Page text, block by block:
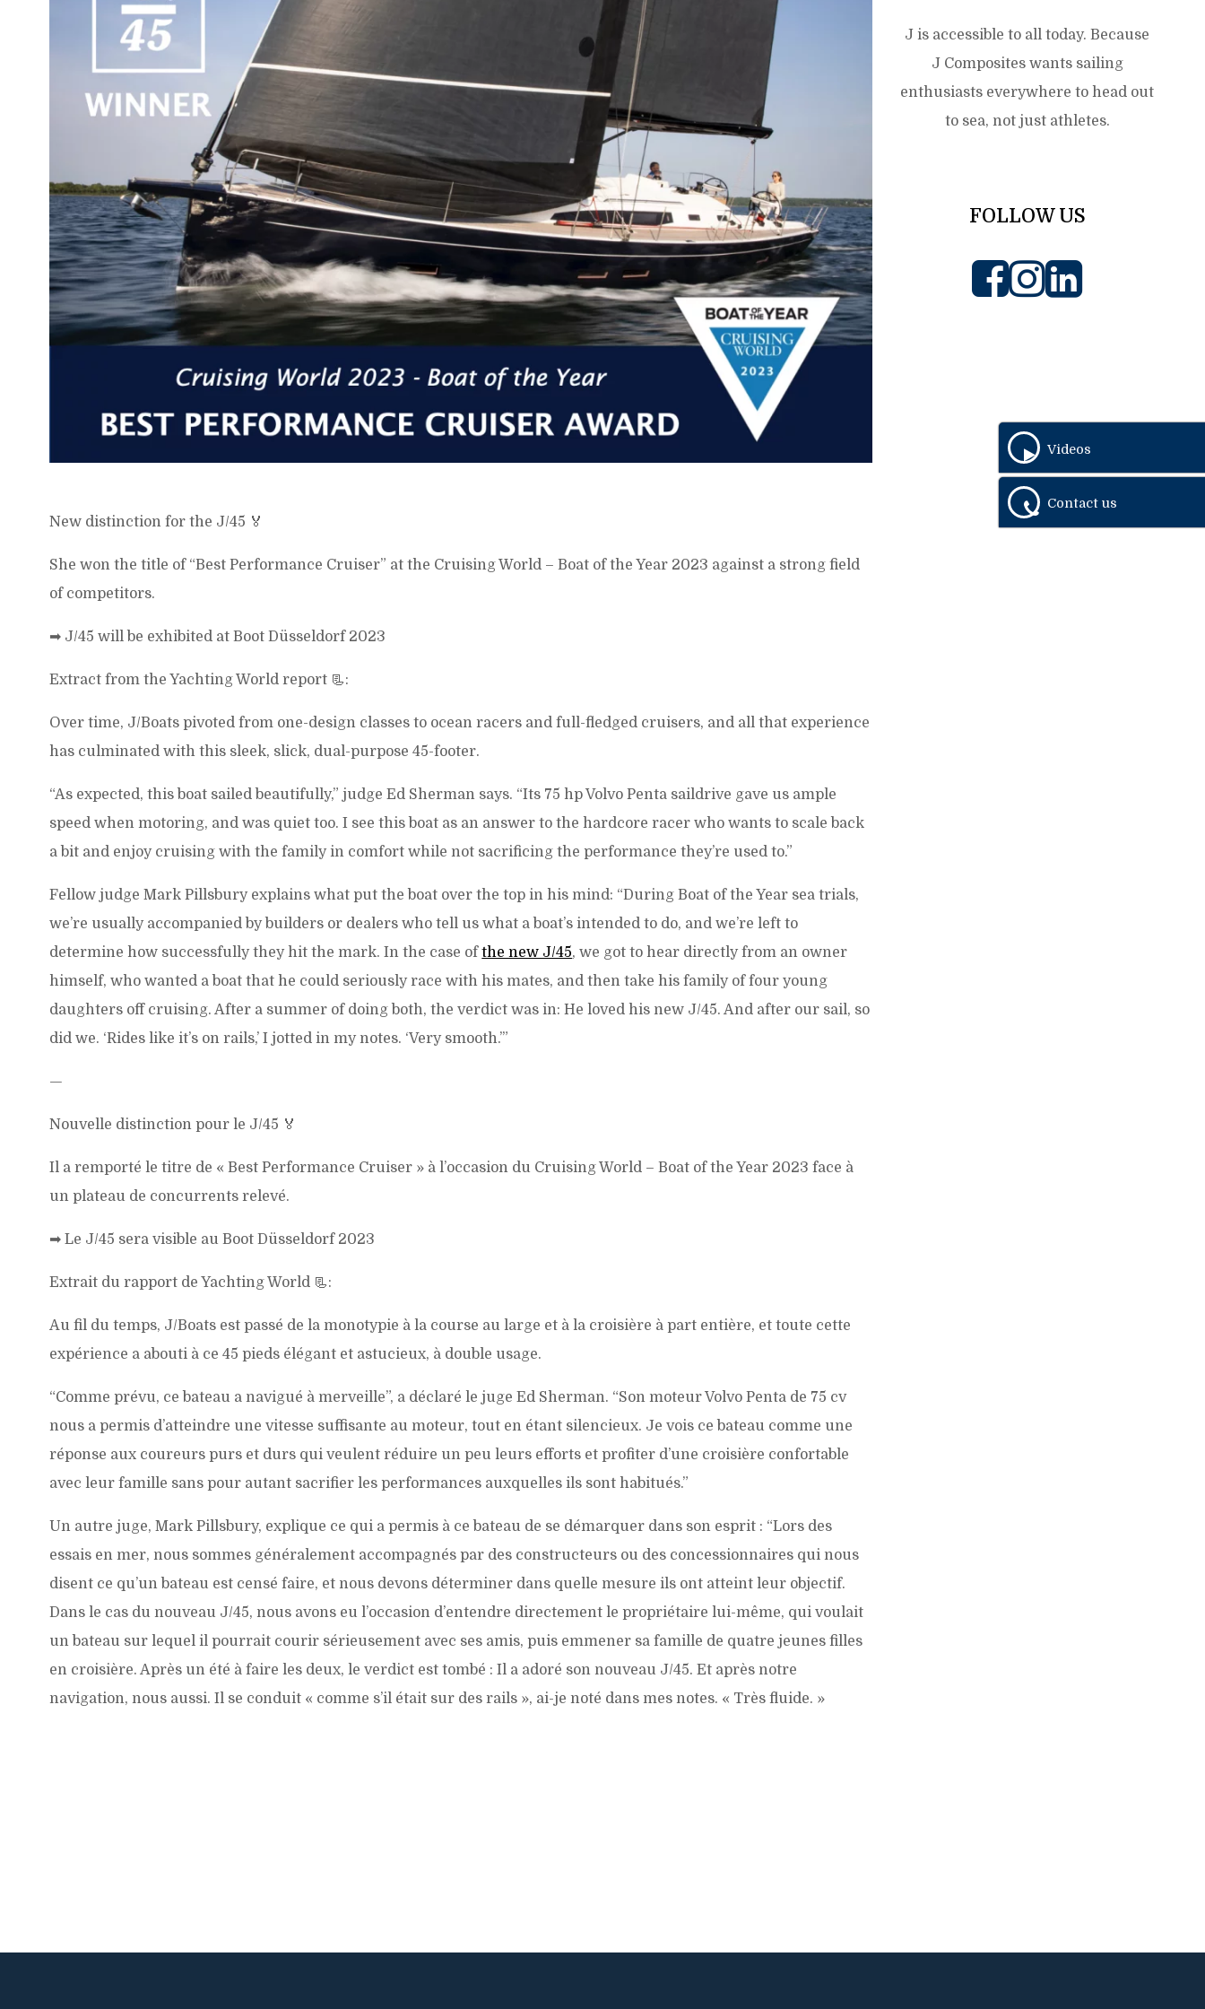
New distinction for the J/45 🏅
She won the title of “Best Performance Cruiser” at the Cruising World – Boat of the Year 2023 against a strong field
of competitors.
➡ J/45 will be exhibited at Boot Düsseldorf 2023
Extract from the Yachting World report 📃:
Over time, J/Boats pivoted from one-design classes to ocean racers and full-fledged cruisers, and all that experience
has culminated with this sleek, slick, dual-purpose 45-footer.
“As expected, this boat sailed beautifully,” judge Ed Sherman says. “Its 75 hp Volvo Penta saildrive gave us ample
speed when motoring, and was quiet too. I see this boat as an answer to the hardcore racer who wants to scale back
a bit and enjoy cruising with the family in comfort while not sacrificing the performance they’re used to.”
Fellow judge Mark Pillsbury explains what put the boat over the top in his mind: “During Boat of the Year sea trials,
we’re usually accompanied by builders or dealers who tell us what a boat’s intended to do, and we’re left to
determine how successfully they hit the mark. In the case ofthe new J/45, we got to hear directly from an owner
himself, who wanted a boat that he could seriously race with his mates, and then take his family of four young
daughters off cruising. After a summer of doing both, the verdict was in: He loved his new J/45. And after our sail, so
did we. ‘Rides like it’s on rails,’ I jotted in my notes. ‘Very smooth.’”
—
Nouvelle distinction pour le J/45 🏅
Il a remporté le titre de « Best Performance Cruiser » à l’occasion du Cruising World – Boat of the Year 2023 face à
un plateau de concurrents relevé.
➡ Le J/45 sera visible au Boot Düsseldorf 2023
Extrait du rapport de Yachting World 📃:
Au fil du temps, J/Boats est passé de la monotypie à la course au large et à la croisière à part entière, et toute cette
expérience a abouti à ce 45 pieds élégant et astucieux, à double usage.
“Comme prévu, ce bateau a navigué à merveille”, a déclaré le juge Ed Sherman. “Son moteur Volvo Penta de 75 cv
nous a permis d’atteindre une vitesse suffisante au moteur, tout en étant silencieux. Je vois ce bateau comme une
réponse aux coureurs purs et durs qui veulent réduire un peu leurs efforts et profiter d’une croisière confortable
avec leur famille sans pour autant sacrifier les performances auxquelles ils sont habitués.”
Un autre juge, Mark Pillsbury, explique ce qui a permis à ce bateau de se démarquer dans son esprit : “Lors des
essais en mer, nous sommes généralement accompagnés par des constructeurs ou des concessionnaires qui nous
disent ce qu’un bateau est censé faire, et nous devons déterminer dans quelle mesure ils ont atteint leur objectif.
Dans le cas du nouveau J/45, nous avons eu l’occasion d’entendre directement le propriétaire lui-même, qui voulait
un bateau sur lequel il pourrait courir sérieusement avec ses amis, puis emmener sa famille de quatre jeunes filles
en croisière. Après un été à faire les deux, le verdict est tombé : Il a adoré son nouveau J/45. Et après notre
navigation, nous aussi. Il se conduit « comme s’il était sur des rails », ai-je noté dans mes notes. « Très fluide. »
J is accessible to all today. Because
J Composites wants sailing
enthusiasts everywhere to head out
to sea, not just athletes.
FOLLOW US
Videos
Contact us